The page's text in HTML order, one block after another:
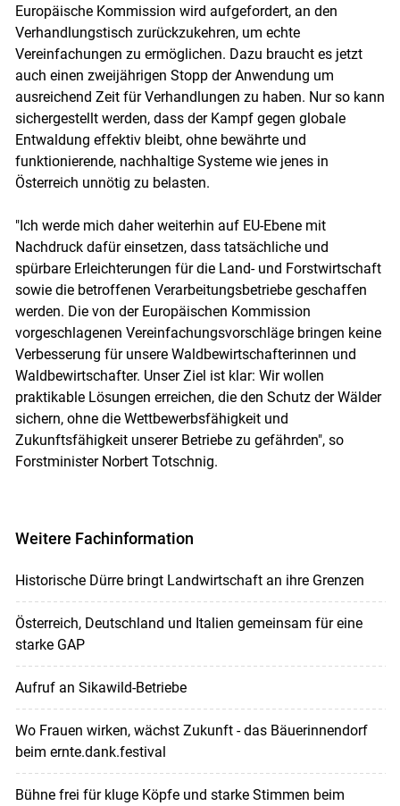
Europäische Kommission wird aufgefordert, an den
Verhandlungstisch zurückzukehren, um echte
Vereinfachungen zu ermöglichen. Dazu braucht es jetzt
auch einen zweijährigen Stopp der Anwendung um
ausreichend Zeit für Verhandlungen zu haben. Nur so kann
sichergestellt werden, dass der Kampf gegen globale
Entwaldung effektiv bleibt, ohne bewährte und
funktionierende, nachhaltige Systeme wie jenes in
Österreich unnötig zu belasten.
"Ich werde mich daher weiterhin auf EU-Ebene mit
Nachdruck dafür einsetzen, dass tatsächliche und
spürbare Erleichterungen für die Land- und Forstwirtschaft
sowie die betroffenen Verarbeitungsbetriebe geschaffen
werden. Die von der Europäischen Kommission
vorgeschlagenen Vereinfachungsvorschläge bringen keine
Verbesserung für unsere Waldbewirtschafterinnen und
Waldbewirtschafter. Unser Ziel ist klar: Wir wollen
praktikable Lösungen erreichen, die den Schutz der Wälder
sichern, ohne die Wettbewerbsfähigkeit und
Zukunftsfähigkeit unserer Betriebe zu gefährden", so
Forstminister Norbert Totschnig.
Weitere Fachinformation
Historische Dürre bringt Landwirtschaft an ihre Grenzen
Österreich, Deutschland und Italien gemeinsam für eine
starke GAP
Aufruf an Sikawild-Betriebe
Wo Frauen wirken, wächst Zukunft - das Bäuerinnendorf
beim ernte.dank.festival
Bühne frei für kluge Köpfe und starke Stimmen beim